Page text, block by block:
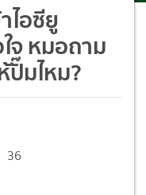
ไอซียู
จ หมอถาม
ปั๊มไหม?
36